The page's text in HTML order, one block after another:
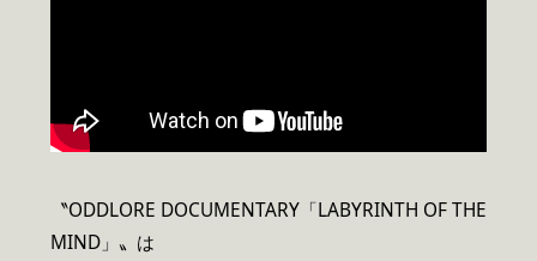
〝ODDLORE DOCUMENTARY「LABYRINTH OF THE
MIND」〟は